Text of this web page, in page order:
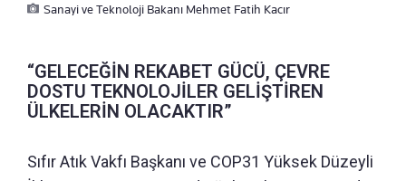
Sanayi ve Teknoloji Bakanı Mehmet Fatih Kacır
“GELECEĞİN REKABET GÜCÜ, ÇEVRE
DOSTU TEKNOLOJİLER GELİŞTİREN
ÜLKELERİN OLACAKTIR”
Sıfır Atık Vakfı Başkanı ve COP31 Yüksek Düzeyli